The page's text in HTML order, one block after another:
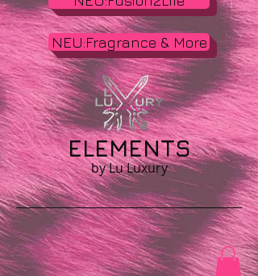
NEU:Fragrance & More
ELEMENTS
by Lu Luxury